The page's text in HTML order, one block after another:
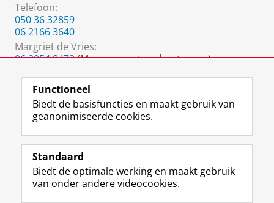
Telefoon:
050 36 32859
06 2166 3640
Margriet de Vries:
06 2054 8473(Management ondersteuner)
Volg de RUG
F
a
e
b
L
i
k
e
R
S
-
f
I
n
t
Y
o
T
Studiekiezers
Functioneel
Biedt de basisfuncties en maakt gebruik van
geanonimiseerde cookies.
Standaard
Biedt de optimale werking en maakt gebruik
van onder andere videocookies.